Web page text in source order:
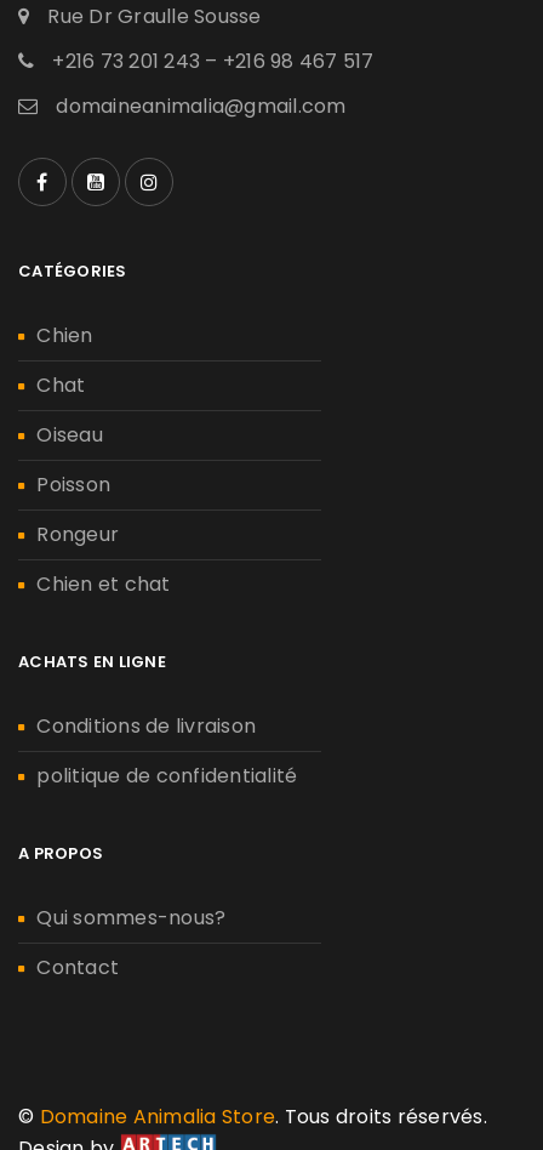
Rue Dr Graulle Sousse
+216 73 201 243 – +216 98 467 517
domaineanimalia@gmail.com
CATÉGORIES
Chien
Chat
Oiseau
Poisson
Rongeur
Chien et chat
ACHATS EN LIGNE
Conditions de livraison
politique de confidentialité
A PROPOS
Qui sommes-nous?
Contact
© Domaine Animalia Store. Tous droits réservés.